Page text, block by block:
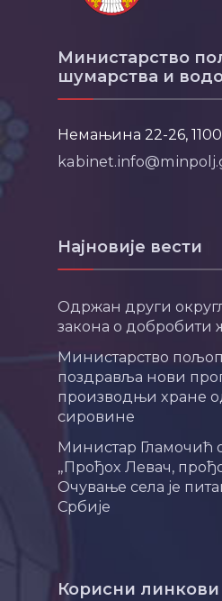
Министарство
шумарства и
Немањина 22-26,
Најновије вести
Одржан други
закона о добробити
Министарство
поздравља нови
производњи хране
сировине
Министар Гламочић
„Прођох Левач,
Очување села је
Србије
Корисни линкови